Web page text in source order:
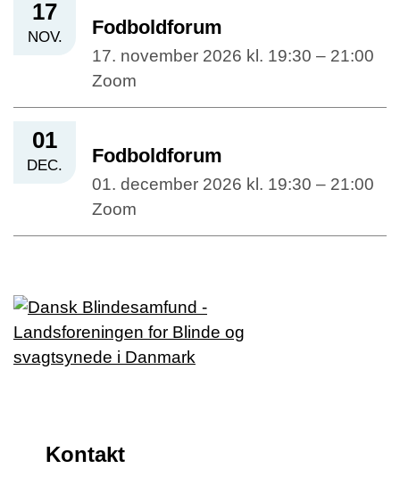
17
NOV. Fodboldforum
17. november 2026 kl. 19:30 – 21:00
Zoom
01
DEC. Fodboldforum
01. december 2026 kl. 19:30 – 21:00
Zoom
Kontakt